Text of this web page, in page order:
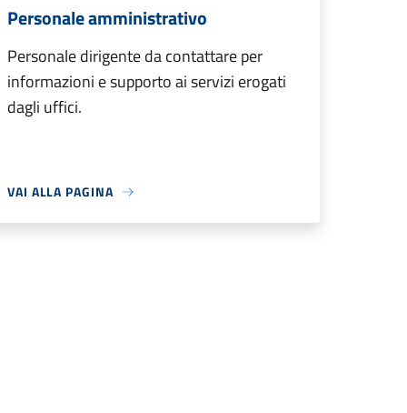
Personale amministrativo
Personale dirigente da contattare per
informazioni e supporto ai servizi erogati
dagli uffici.
VAI ALLA PAGINA